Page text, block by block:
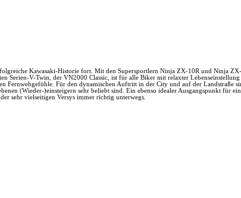
Kawasaki-Historie fort. Mit den Supersportlern Ninja ZX-10R und Ninja
V-Twin, der VN2000 Classic, ist für alle Biker mit relaxter
Für den dynamischen Auftritt in der City und auf der Landstraße
(Wieder-)einsteigern sehr beliebt sind. Ein ebenso idealer Ausgangspunkt für
sehr vielseitigen Versys immer richtig unterwegs.